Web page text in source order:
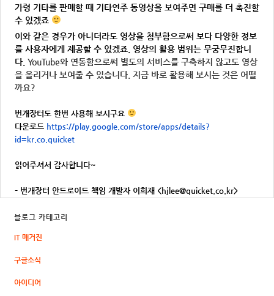
가령 기타를 판매할 때 기타연주 동영상을 보여주면 구매를 더 촉진할
수 있겠죠
이와 같은 경우가 아니더라도 영상을 첨부함으로써 보다 다양한 정보
를 사용자에게 제공할 수 있겠죠. 영상의 활용 범위는 무궁무진합니
다. YouTube와 연동함으로써 별도의 서비스를 구축하지 않고도 영상
을 올리거나 보여줄 수 있습니다. 지금 바로 활용해 보시는 것은 어떨
까요?
번개장터도 한번 사용해 보시구요
다운로드 https://play.google.com/store/apps/details?
id=kr.co.quicket
읽어주셔서 감사합니다~
– 번개장터 안드로이드 책임 개발자 이희재 <hjlee@quicket.co.kr>
블로그 카테고리
IT 매거진
구글소식
아이디어